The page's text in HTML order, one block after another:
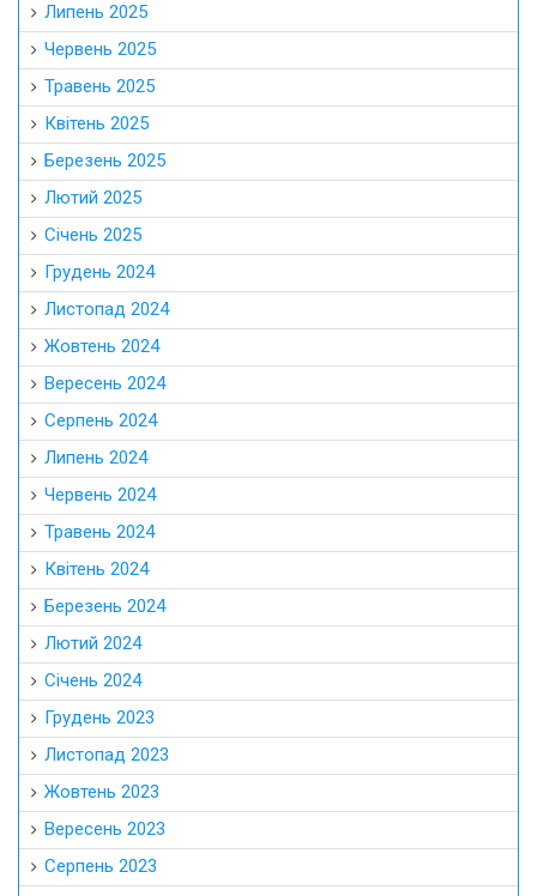
Липень 2025
Червень 2025
Травень 2025
Квітень 2025
Березень 2025
Лютий 2025
Січень 2025
Грудень 2024
Листопад 2024
Жовтень 2024
Вересень 2024
Серпень 2024
Липень 2024
Червень 2024
Травень 2024
Квітень 2024
Березень 2024
Лютий 2024
Січень 2024
Грудень 2023
Листопад 2023
Жовтень 2023
Вересень 2023
Серпень 2023